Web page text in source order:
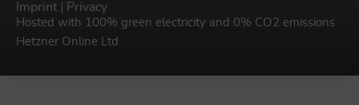
Imprint Privacy
Hosted with 100% green electricity and 0% CO2 emissions
Hetzner Online Ltd